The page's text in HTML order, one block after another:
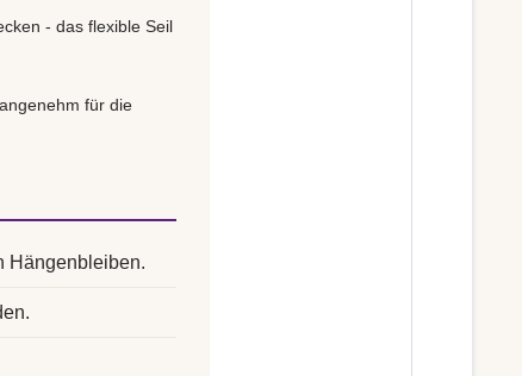
- das flexible Seil
für die
Hängenbleiben.